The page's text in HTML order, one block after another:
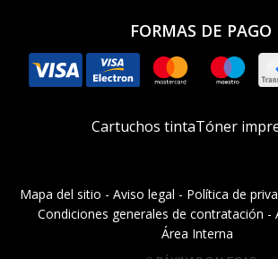
FORMAS DE PAGO
Cartuchos tintaTóner
Mapa del sitio - Aviso legal - Política de
Condiciones generales de contratación -
Área Interna